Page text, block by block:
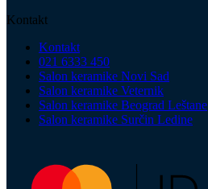
Kontakt
Kontakt
021 6333 450
Salon keramike Novi Sad
Salon keramike Veternik
Salon keramike Beograd Leštane
Salon keramike Surčin Ledine